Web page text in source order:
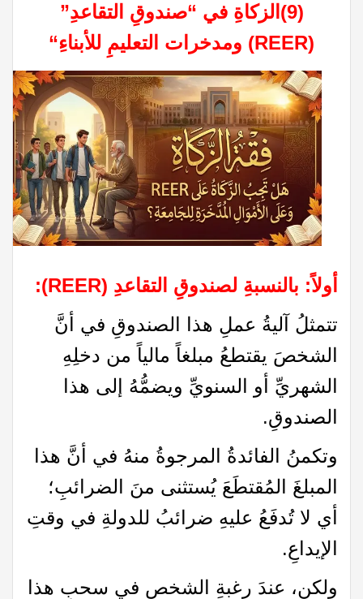
(9)الزكاةِ في “صندوقِ التقاعدِ
”
(REER)
ومدخرات التعليمِ للأبناءِ“
أولاً: بالنسبةِ لصندوقِ التقاعدِ (REER):
تتمثلُ آليةُ عملِ هذا الصندوقِ في أنَّ
الشخصَ يقتطعُ مبلغاً مالياً من دخلِهِ
الشهريِّ أو السنويِّ ويضمُّهُ إلى هذا
الصندوقِ.
وتكمنُ الفائدةُ المرجوةُ منهُ في أنَّ هذا
المبلغَ المُقتطَعَ يُستثنى منَ الضرائبِ؛
أي لا تُدفَعُ عليهِ ضرائبُ للدولةِ في وقتِ
الإيداعِ.
ولكن، عندَ رغبةِ الشخصِ في سحبِ هذا